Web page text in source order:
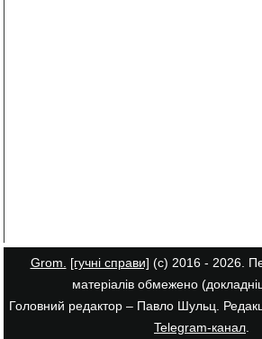
Grom. [гучні справи] (с) 2016 - 2026.
матеріалів обмежено
Головний редактор – Павло Шульц.
Telegram-канал